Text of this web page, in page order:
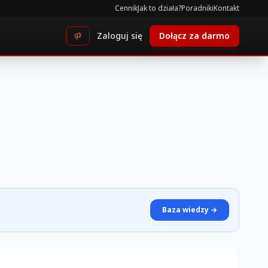
CennikJak to działa?PoradnikiKontakt
Zaloguj się Dołącz za darmo
Baza wiedzy →